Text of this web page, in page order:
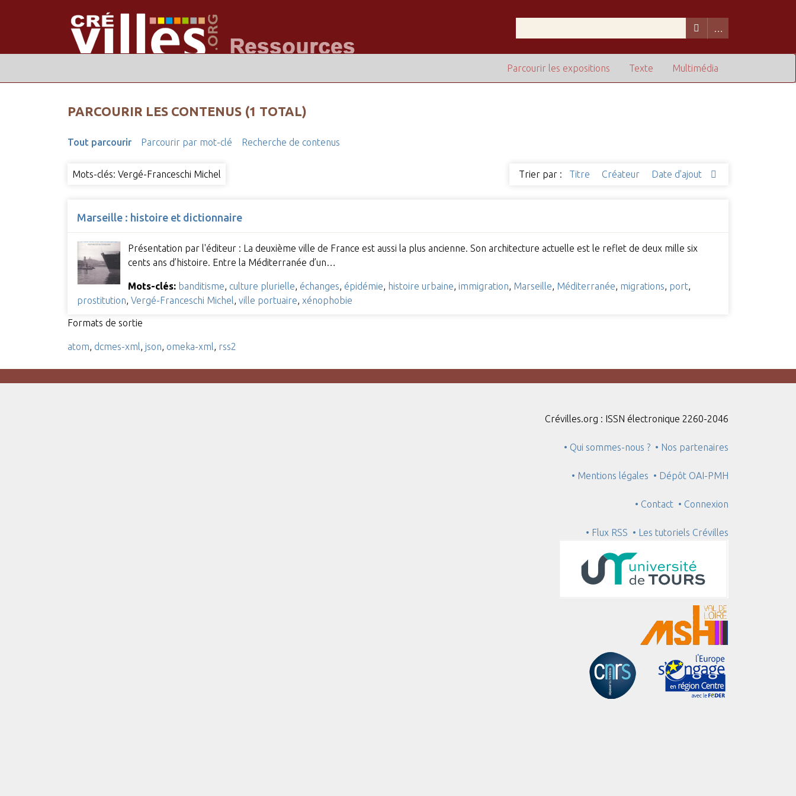
Multimédia
Texte
Parcourir les expositions
PARCOURIR LES CONTENUS (1 TOTAL)
Tout parcourir Parcourir par mot-clé Recherche de contenus
Mots-clés: Vergé-Franceschi Michel Trier par : Titre Créateur Date d'ajout
Marseille : histoire et dictionnaire
Présentation par l'éditeur : La deuxième ville de France est aussi la plus ancienne. Son architecture actuelle est le reflet de deux mille six
cents ans d’histoire. Entre la Méditerranée d’un…
Mots-clés: banditisme culture plurielle échanges épidémie histoire urbaine immigration Marseille Méditerranée migrations port,
prostitution Vergé-Franceschi Michel ville portuaire xénophobie
Formats de sortie
atom dcmes-xml json omeka-xml rss2
Crévilles.org : ISSN électronique 2260-2046
• Qui sommes-nous ? • Nos partenaires
• Mentions légales • Dépôt OAI-PMH
• Contact • Connexion
• Flux RSS • Les tutoriels Crévilles